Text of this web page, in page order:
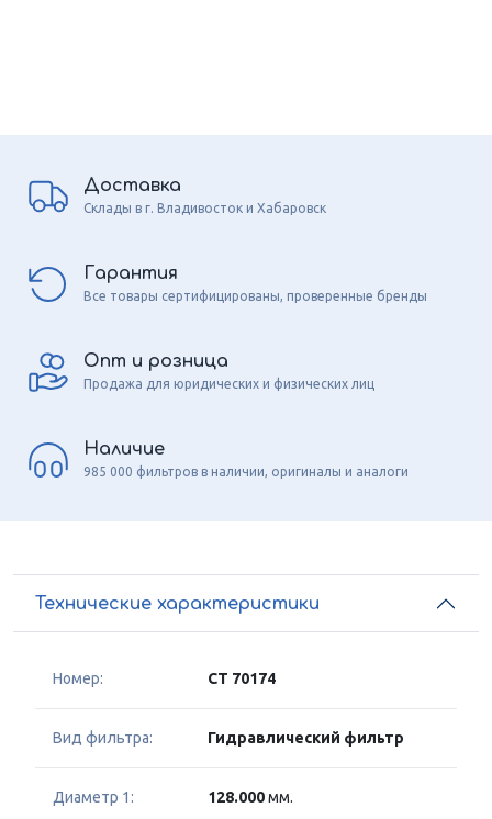
Доставка
Склады в г. Владивосток и Хабаровск
Гарантия
Все товары сертифицированы, проверенные бренды
Опт и розница
Продажа для юридических и физических лиц
Наличие
985 000 фильтров в наличии, оригиналы и аналоги
Технические характеристики
Номер: CT 70174
Вид фильтра: Гидравлический фильтр
Диаметр 1: 128.000мм.